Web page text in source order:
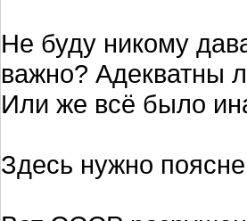
Не буду никому
важно? Адекватны
Или же всё было
Здесь нужно